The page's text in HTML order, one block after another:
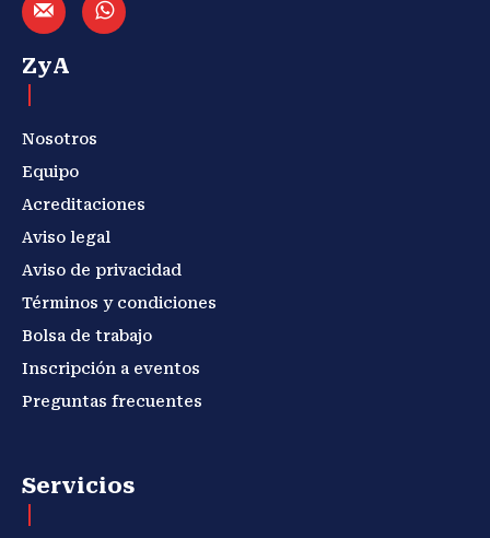
ZyA
Nosotros
Equipo
Acreditaciones
Aviso legal
Aviso de privacidad
Términos y condiciones
Bolsa de trabajo
Inscripción a eventos
Preguntas frecuentes
Servicios